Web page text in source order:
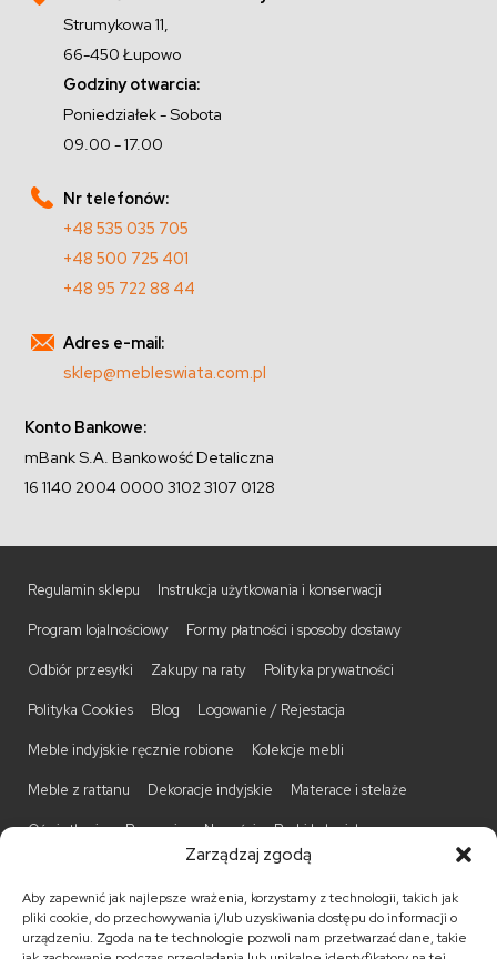
Zarządzaj zgodą
Aby zapewnić jak najlepsze wrażenia, korzystamy z technologii, takich jak
pliki cookie, do przechowywania i/lub uzyskiwania dostępu do informacji o
urządzeniu. Zgoda na te technologie pozwoli nam przetwarzać dane, takie
Strumykowa 11,
66-450 Łupowo
Godziny otwarcia:
Poniedziałek - Sobota
09.00 - 17.00
Nr telefonów:
+48 535 035 705
+48 500 725 401
+48 95 722 88 44
Adres e-mail:
sklep@mebleswiata.com.pl
Konto Bankowe:
mBank S.A. Bankowość Detaliczna
16 1140 2004 0000 3102 3107 0128
Regulamin sklepu Instrukcja użytkowania i konserwacji
Program lojalnościowy Formy płatności i sposoby dostawy
Odbiór przesyłki Zakupy na raty Polityka prywatności
Polityka Cookies Blog Logowanie / Rejestacja
Meble indyjskie ręcznie robione Kolekcje mebli
Meble z rattanu Dekoracje indyjskie Materace i stelaże
Oświetlenie Promocje Nowości Barki kolonialne
Komody kolonialne Krzesła kolonialne
Kufry indyjskie Ławki kolonialne Łóżka kolonialne
Parawany kolonialne Półki kolonialne Regały kolonialne